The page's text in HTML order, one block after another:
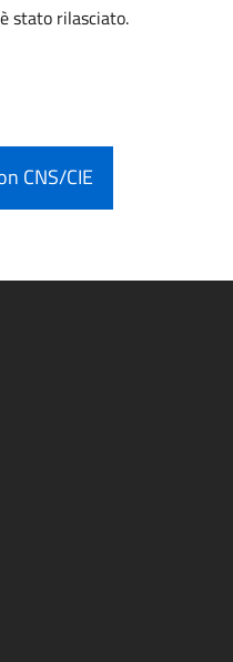
stato rilasciato.
CNS/CIE